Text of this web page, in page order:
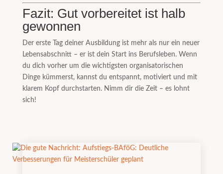
Fazit: Gut vorbereitet ist halb
gewonnen
Der erste Tag deiner Ausbildung ist mehr als nur ein neuer
Lebensabschnitt – er ist dein Start ins Berufsleben. Wenn
du dich vorher um die wichtigsten organisatorischen
Dinge kümmerst, kannst du entspannt, motiviert und mit
klarem Kopf durchstarten. Nimm dir die Zeit – es lohnt
sich!